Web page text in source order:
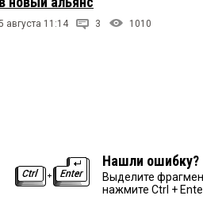
августа 11:14 3 1010
Нашли ошибку?
Выделите
нажмите Ctrl +